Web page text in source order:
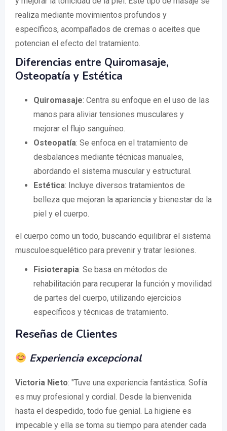
realiza mediante movimientos profundos y
específicos, acompañados de cremas o aceites que
potencian el efecto del tratamiento.
Diferencias entre Quiromasaje,
Osteopatía y Estética
Quiromasaje: Centra su enfoque en el uso de las
manos para aliviar tensiones musculares y
mejorar el flujo sanguíneo.
Osteopatía: Se enfoca en el tratamiento de
desbalances mediante técnicas manuales,
abordando el sistema muscular y estructural.
Estética: Incluye diversos tratamientos de
belleza que mejoran la apariencia y bienestar de la
piel y el cuerpo.
el cuerpo como un todo, buscando equilibrar el sistema
musculoesquelético para prevenir y tratar lesiones.
Fisioterapia: Se basa en métodos de
rehabilitación para recuperar la función y movilidad
de partes del cuerpo, utilizando ejercicios
específicos y técnicas de tratamiento.
Reseñas de Clientes
Experiencia excepcional
Victoria Nieto: "Tuve una experiencia fantástica. Sofía
es muy profesional y cordial. Desde la bienvenida
hasta el despedido, todo fue genial. La higiene es
impecable y ella se toma su tiempo para atender cada